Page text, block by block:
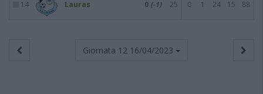
14 Lauras 0 (-1) 25 0 1 24 15 88
Giornata 12 16/04/2023